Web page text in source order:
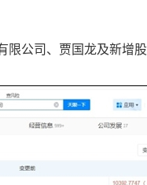
公司、贾国龙及新增